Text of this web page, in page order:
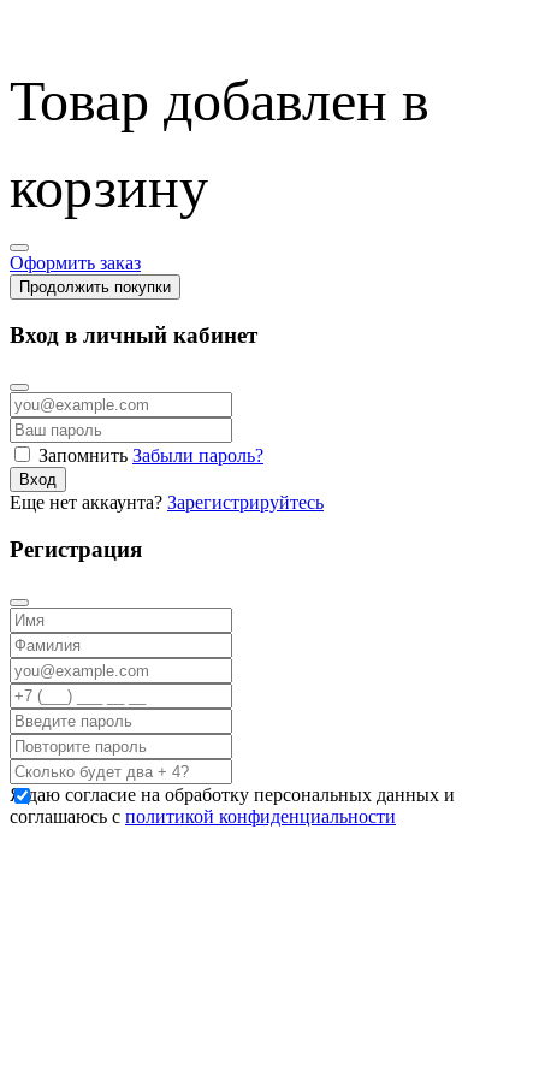
Товар добавлен в
корзину
Оформить заказ
Продолжить покупки
Вход в личный кабинет
Запомнить Забыли пароль?
Вход
Еще нет аккаунта? Зарегистрируйтесь
Регистрация
Я даю согласие на обработку персональных данных и
соглашаюсь с политикой конфиденциальности